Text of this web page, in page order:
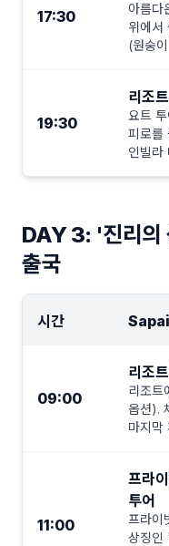
17:30
아름다
위에서
(원숭
19:30
리조
요트
피로를
인빌라
DAY 3: '진리의
출국
시간
09:00
리조
리조트
옵션).
마지막
11:00
프라
투어
프라이
상징